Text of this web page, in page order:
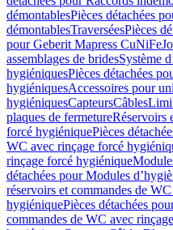
démontablesPièces détachées
démontablesTraverséesPièces
pour Geberit Mapress CuNiFe
assemblages de bridesSystème
hygiéniquesPièces détachées
hygiéniquesAccessoires pour
hygiéniquesCapteursCâbles
plaques de fermetureRéservoirs
forcé hygiéniquePièces
WC avec rinçage forcé
rinçage forcé hygiénique
détachées pour Modules
réservoirs et commandes de
hygiéniquePièces détachées
commandes de WC avec